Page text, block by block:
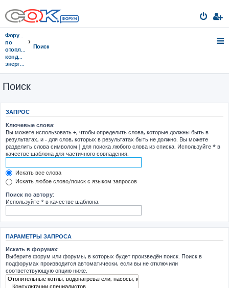
Форумы
по
отоплению,
кондиционированию,
энергосбережению
Поиск
Поиск
ЗАПРОС
Ключевые слова:
Вы можете использовать +, чтобы определить слова, которые должны быть в
результатах, и - для слов, которых в результатах быть не должно. Вы можете
разделить слова символом | для поиска любого слова из списка. Используйте * в
качестве шаблона для частичного совпадения.
Искать все слова
Искать любое слово/поиск с языком запросов
Поиск по автору:
Используйте * в качестве шаблона.
ПАРАМЕТРЫ ЗАПРОСА
Искать в форумах:
Выберите форум или форумы, в которых будет произведён поиск. Поиск в
подфорумах производится автоматически, если вы не отключили
соответствующую опцию ниже.